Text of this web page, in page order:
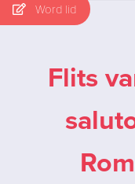
Word lid
Flits